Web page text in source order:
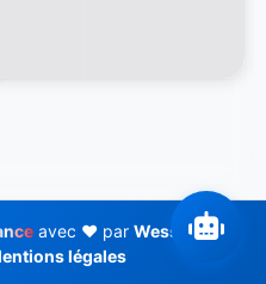
avec ❤️ par Wess Soft
légales